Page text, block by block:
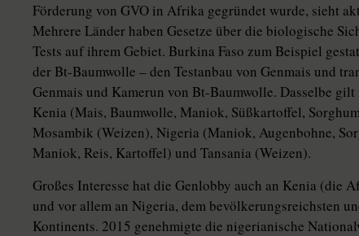
Förderung von GVO in Afrika gegründet wurde, sieht
Mehrere Länder haben Gesetze über die biologische
Tests auf ihrem Gebiet. Burkina Faso zum Beispiel
der Bt-Baumwolle – den Testanbau von Genmais und
Genmais und Kamerun von Bt-Baumwolle. Dasselbe
Kenia (Mais, Baumwolle, Maniok, Süßkartoffel,
Mosambik (Weizen), Nigeria (Maniok, Augenbohne,
Maniok, Reis, Kartoffel) und Tansania (Weizen).
Großes Interesse hat die ­Genlobby auch an Kenia (die
und vor allem an Nigeria, dem bevölkerungsreichsten
Kontinents. 2015 genehmigte die nigerianische